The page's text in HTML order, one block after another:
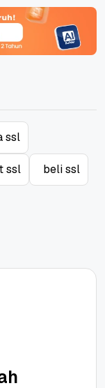
ssl
ssl beli ssl